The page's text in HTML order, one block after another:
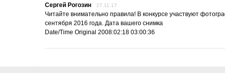
Сергей Рогозин 27.11.17
Читайте внимательно правила! В конкурсе участвуют
сентября 2016 года. Дата вашего снимка
Date/Time Original 2008:02:18 03:00:36